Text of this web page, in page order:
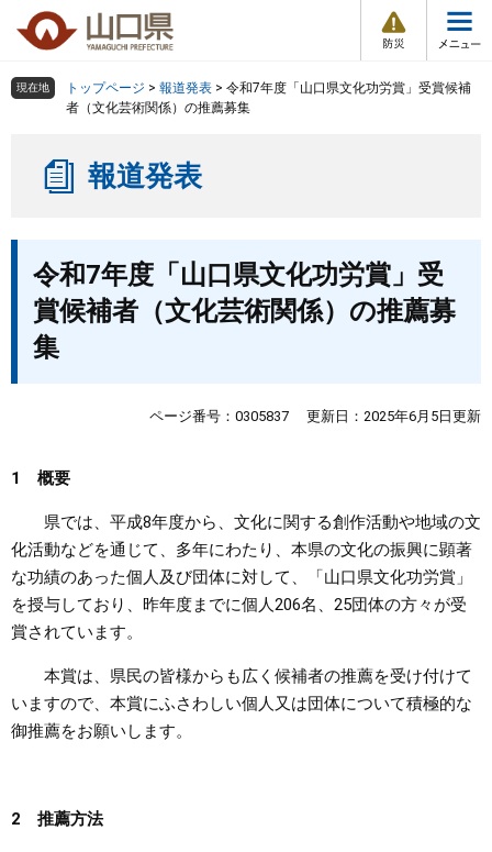
の
ー
情
報
メ
ュ
組織で探す
くらし・環境
健康・福祉
教育・文化・スポーツ
しごと・産業・観光
まちづくり
県政情報
検索の仕方 組織で探す
現在地 トップページ > 報道発表 > 令和7年度「山口県文化功労賞」受賞候補
者（文化芸術関係）の推薦募集
報道発表
令和7年度「山口県文化功労賞」受
賞候補者（文化芸術関係）の推薦募
集
ページ番号：0305837 更新日：2025年6月5日更新
1 概要
県では、平成8年度から、文化に関する創作活動や地域の文
化活動などを通じて、多年にわたり、本県の文化の振興に顕著
な功績のあった個人及び団体に対して、「山口県文化功労賞」
を授与しており、昨年度までに個人206名、25団体の方々が受
賞されています。
本賞は、県民の皆様からも広く候補者の推薦を受け付けて
いますので、本賞にふさわしい個人又は団体について積極的な
御推薦をお願いします。
2 推薦方法